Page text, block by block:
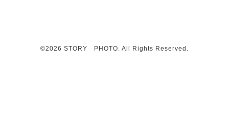
©2026 STORY PHOTO. All Rights Reserved.